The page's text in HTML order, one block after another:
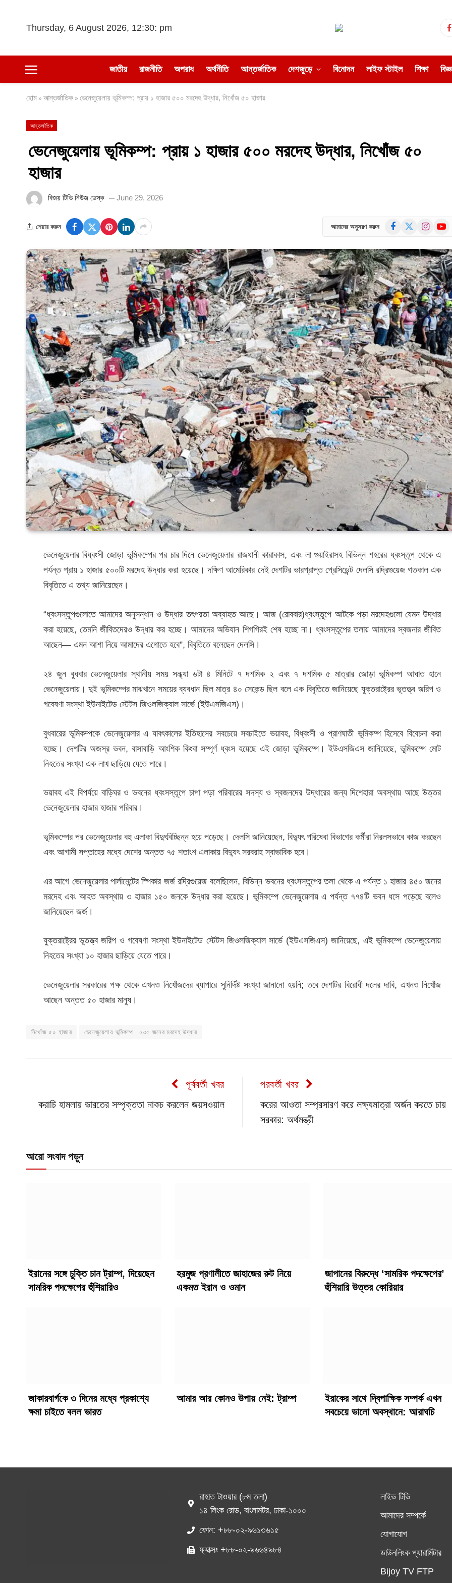
Thursday, 6 August 2026, 12:30: pm
জাতীয় রাজনীতি অপরাধ অর্থনীতি আন্তর্জাতিক দেশজুড়ে বিনোদন লাইফ স্টাইল শিক্ষা
হোম » আন্তর্জাতিক » ভেনেজুয়েলায় ভূমিকম্প: প্রায় ১ হাজার ৫০০ মরদেহ উদ্ধার, নিখোঁজ ৫০ হাজার
আন্তর্জাতিক
ভেনেজুয়েলায় ভূমিকম্প: প্রায় ১ হাজার ৫০০ মরদেহ উদ্ধার, নিখোঁজ ৫০
হাজার
বিজয় টিভি নিউজ ডেস্ক June 29, 2026
শেয়ার করুন আমাদের অনুসরণ করুন Facebook Instagram
ভেনেজুয়েলার বিধ্বংসী জোড়া ভূমিকম্পের পর চার দিনে ভেনেজুয়েলার রাজধানী কারাকাস, এবং লা গুয়াইরাসহ বিভিন্ন শহরের ধ্বংস্তূপ থেকে এ
পর্যন্ত প্রায় ১ হাজার ৫০০টি মরদেহ উদ্ধার করা হয়েছে। দক্ষিণ আমেরিকার দেই দেশটির ভারপ্রাপ্ত প্রেসিডেন্ট দেলসি রদ্রিগুয়েজ গতকাল এক
বিবৃতিতে এ তথ্য জানিয়েছেন।
“ধ্বংসস্তূপগুলোতে আমাদের অনুসন্ধান ও উদ্ধার তৎপরতা অব্যাহত আছে। আজ (রোববার)ধ্বংস্তূপে আটকে পড়া মরদেহগুলো যেমন উদ্ধার
করা হয়েছে, তেমনি জীবিতদেরও উদ্ধার কর হচ্ছে। আমাদের অভিযান শিগগিরই শেষ হচ্ছে না। ধ্বংসস্তূপের তলায় আমাদের স্বজনার জীবিত
আছেন— এমন আশা নিয়ে আমাদের এগোতে হবে”, বিবৃতিতে বলেছেন দেলসি।
২৪ জুন বুধবার ভেনেজুয়েলার স্থানীয় সময় সন্ধ্যা ৬টা ৪ মিনিটে ৭ দশমিক ২ এবং ৭ দশমিক ৫ মাত্রার জোড়া ভূমিকম্প আঘাত হানে
ভেনেজুয়েলায়। দুই ভূমিকম্পের মাঝখানে সময়ের ব্যবধান ছিল মাত্র ৪০ সেকেন্ড ছিল বলে এক বিবৃতিতে জানিয়েছে যুক্তরাষ্ট্রের ভূতত্ত্ব জরিপ ও
গবেষণা সংস্থা ইউনাইটেড স্টেটস জিওলজিক্যাল সার্ভে (ইউএসজিএস)।
বুধবারের ভূমিকম্পকে ভেনেজুয়েলার এ যাবৎকালের ইতিহাসের সবচেয়ে সবচাইতে ভয়াবহ, বিধ্বংসী ও প্রাণঘাতী ভূমিকম্প হিসেবে বিবেচনা করা
হচ্ছে। দেশটির অজস্র ভবন, বাসাবাড়ি আংশিক কিংবা সম্পূর্ণ ধ্বংস হয়েছে এই জোড়া ভূমিকম্পে। ইউএসজিএস জানিয়েছে, ভূমিকম্পে মোট
নিহতের সংখ্যা এক লাখ ছাড়িয়ে যেতে পারে।
ভয়াবহ এই বিপর্যয়ে বাড়িঘর ও ভবনের ধ্বংসস্তূপে চাপা পড়া পরিবারের সদস্য ও স্বজনদের উদ্ধারের জন্য দিশেহারা অবস্থায় আছে উত্তর
ভেনেজুয়েলার হাজার হাজার পরিবার।
ভূমিকম্পের পর ভেনেজুয়েলার বহু এলাকা বিদুৎবিচ্ছিন্ন হয়ে পড়েছে। দেলসি জানিয়েছেন, বিদ্যুৎ পরিষেবা বিভাগের কর্মীরা নিরলসভাবে কাজ করছেন
এবং আগামী সপ্তাহের মধ্যে দেশের অন্তত ৭৫ শতাংশ এলাকায় বিদ্যুৎ সরবরাহ স্বাভাবিক হবে।
এর আগে ভেনেজুয়েলার পার্লামেন্টের স্পিকার জর্জ রদ্রিগুয়েজ বলেছিলেন, বিভিন্ন ভবনের ধ্বংসস্তূপের তলা থেকে এ পর্যন্ত ১ হাজার ৪৫০ জনের
মরদেহ এবং আহত অবস্থায় ৩ হাজার ১৫০ জনকে উদ্ধার করা হয়েছে। ভূমিকম্পে ভেনেজুয়েলায় এ পর্যন্ত ৭৭৪টি ভবন ধসে পড়েছে বলেও
জানিয়েছেন জর্জ।
যুক্তরাষ্ট্রের ভূতত্ত্ব জরিপ ও গবেষণা সংস্থা ইউনাইটেড স্টেটস জিওলজিক্যাল সার্ভে (ইউএসজিএস) জানিয়েছে, এই ভূমিকম্পে ভেনেজুয়েলায়
নিহতের সংখ্যা ১০ হাজার ছাড়িয়ে যেতে পারে।
ভেনেজুয়েলার সরকারের পক্ষ থেকে এখনও নিখোঁজদের ব্যাপারে সুনির্দিষ্ট সংখ্যা জানানো হয়নি; তবে দেশটির বিরোধী দলের দাবি, এখনও নিখোঁজ
আছেন অন্তত ৫০ হাজার মানুষ।
নিখোঁজ ৫০ হাজার ভেনেজুয়েলায় ভূমিকম্প : ২৩৫ জনের মরদেহ উদ্ধার
পূর্ববর্তী খবর
করাচি হামলায় ভারতের সম্পৃক্ততা নাকচ করলেন জয়সওয়াল
পরবর্তী খবর
করের আওতা সম্প্রসারণ করে লক্ষ্যমাত্রা অর্জন করতে চায়
সরকার: অর্থমন্ত্রী
আরো সংবাদ পড়ুন
ইরানের সঙ্গে চুক্তি চান ট্রাম্প, দিয়েছেন
সামরিক পদক্ষেপের হুঁশিয়ারিও
হরমুজ প্রণালীতে জাহাজের রুট নিয়ে
একমত ইরান ও ওমান
জাপানের বিরুদ্ধে ‘সামরিক পদক্ষেপের’
হুঁশিয়ারি উত্তর কোরিয়ার
জাকারবার্গকে ৩ দিনের মধ্যে প্রকাশ্যে
ক্ষমা চাইতে বলল ভারত
আমার আর কোনও উপায় নেই: ট্রাম্প
ইরাকের সাথে দ্বিপাক্ষিক সম্পর্ক এখন
সবচেয়ে ভালো অবস্থানে: আরাঘচি
রাহাত টাওয়ার (৮ম তলা)
১৪ লিংক রোড, বাংলামটর, ঢাকা-১০০০
ফোন: +৮৮-০২-৯৬১৩৬১৫
ফ্যাক্সঃ +৮৮-০২-৯৬৬৪৯৮৪
লাইভ টিভি
আমাদের সম্পর্কে
যোগাযোগ
ডাউনলিংক প্যারামিটার
Bijoy TV FTP